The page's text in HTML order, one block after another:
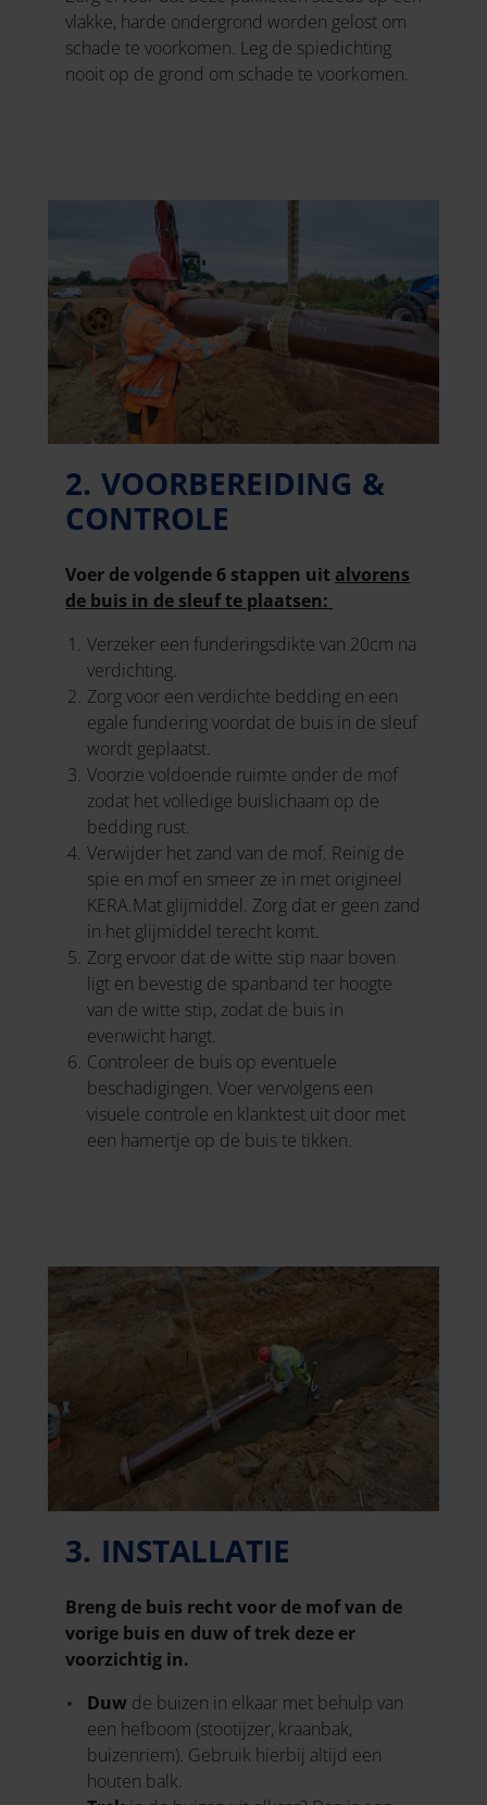
vlakke, harde ondergrond worden gelost om
schade te voorkomen. Leg de spiedichting
nooit op de grond om schade te voorkomen.
2. VOORBEREIDING &
CONTROLE
Voer de volgende 6 stappen uit alvorens
de buis in de sleuf te plaatsen:
Verzeker een funderingsdikte van 20cm na
verdichting.
Zorg voor een verdichte bedding en een
egale fundering voordat de buis in de sleuf
wordt geplaatst.
Voorzie voldoende ruimte onder de mof
zodat het volledige buislichaam op de
bedding rust.
Verwijder het zand van de mof. Reinig de
spie en mof en smeer ze in met origineel
KERA.Mat glijmiddel. Zorg dat er geen zand
in het glijmiddel terecht komt.
Zorg ervoor dat de witte stip naar boven
ligt en bevestig de spanband ter hoogte
van de witte stip, zodat de buis in
evenwicht hangt.
Controleer de buis op eventuele
beschadigingen. Voer vervolgens een
visuele controle en klanktest uit door met
een hamertje op de buis te tikken.
3. INSTALLATIE
Breng de buis recht voor de mof van de
vorige buis en duw of trek deze er
voorzichtig in.
Duw de buizen in elkaar met behulp van
een hefboom (stootijzer, kraanbak,
buizenriem). Gebruik hierbij altijd een
houten balk.